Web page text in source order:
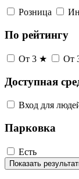
Розница
По рейтингу
От 3 ★ От
Доступная
Вход для
Парковка
Есть
Показать